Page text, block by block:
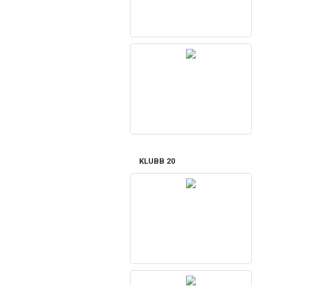
KLUBB 20